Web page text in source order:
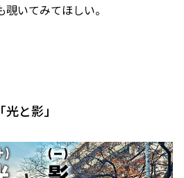
いてみてほしい。
と影」